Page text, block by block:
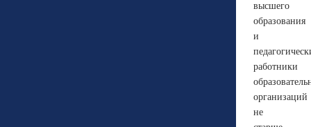
высшего
образования
и
работники
организаций
не